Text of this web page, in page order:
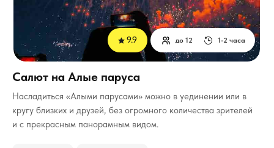
Насладиться «Алыми парусами» можно в уединении или в
кругу близких и друзей, без огромного количества зрителей
и с прекрасным панорамным видом.
1-2 часа
до 12
Салют на Алые паруса
9.9